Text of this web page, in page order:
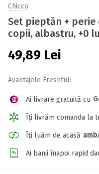
Chicco
Set pieptăn +
copii, albastru, +0
49,89 Lei
Avantajele Freshful:
Ai livrare gratuită cu
Îți livrăm comanda la
Îți luăm de acasă
Ai banii înapoi rapid